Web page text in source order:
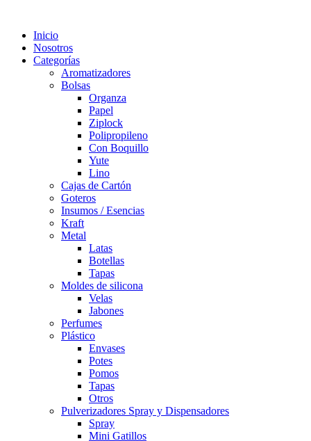
Inicio
Nosotros
Categorías
Aromatizadores
Bolsas
Organza
Papel
Ziplock
Polipropileno
Con Boquillo
Yute
Lino
Cajas de Cartón
Goteros
Insumos / Esencias
Kraft
Metal
Latas
Botellas
Tapas
Moldes de silicona
Velas
Jabones
Perfumes
Plástico
Envases
Potes
Pomos
Tapas
Otros
Pulverizadores Spray y Dispensadores
Spray
Mini Gatillos